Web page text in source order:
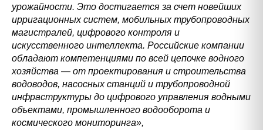
урожайности. Это достигается за счет новейших
ирригационных систем, мобильных трубопроводных
магистралей, цифрового контроля и
искусственного интеллекта. Российские компании
обладают компетенциями по всей цепочке водного
хозяйства — от проектирования и строительства
водоводов, насосных станций и трубопроводной
инфраструктуры до цифрового управления водными
объектами, промышленного водооборота и
космического мониторинга»,